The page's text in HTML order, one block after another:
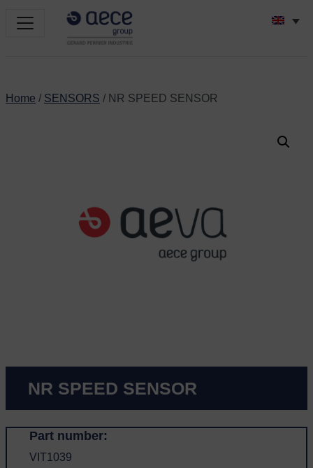
Home / SENSORS / NR SPEED SENSOR
NR SPEED SENSOR
Part number:
VIT1039